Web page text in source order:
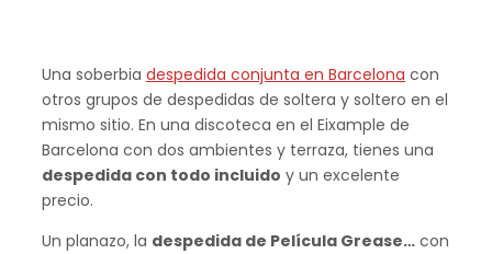
Una soberbia despedida conjunta en Barcelona con
otros grupos de despedidas de soltera y soltero en el
mismo sitio. En una discoteca en el Eixample de
Barcelona con dos ambientes y terraza, tienes una
despedida con todo incluido y un excelente
precio.
Un planazo, la despedida de Película Grease… con